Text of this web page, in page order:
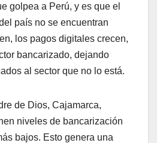
golpea a Perú, y es que el
país no se encuentran
los pagos digitales crecen,
bancarizado, dejando
al sector que no lo está.
de Dios, Cajamarca,
niveles de bancarización
bajos. Esto genera una